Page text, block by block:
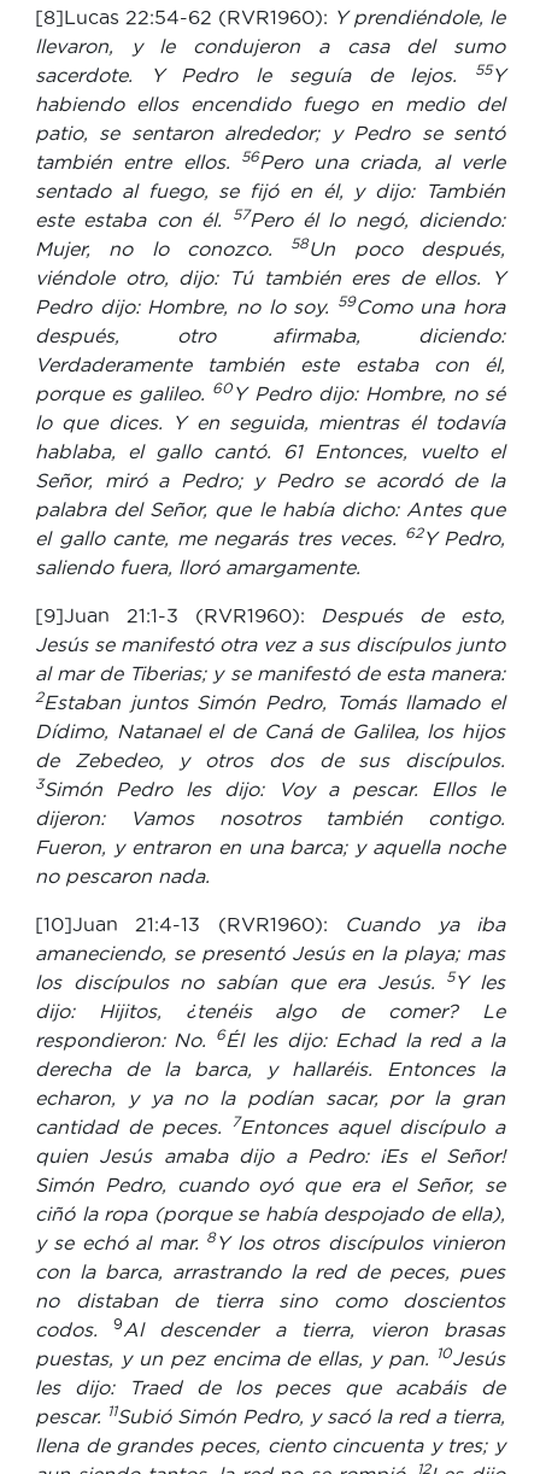
[8]Lucas 22:54-62 (RVR1960): Y prendiéndole, le
llevaron, y le condujeron a casa del sumo
sacerdote. Y Pedro le seguía de lejos.
55Y
habiendo ellos encendido fuego en medio del
patio, se sentaron alrededor; y Pedro se sentó
también entre ellos.
56Pero una criada, al verle
sentado al fuego, se fijó en él, y dijo: También
este estaba con él.
57Pero él lo negó, diciendo:
Mujer, no lo conozco.
58Un poco después,
viéndole otro, dijo: Tú también eres de ellos. Y
Pedro dijo: Hombre, no lo soy.
59Como una hora
después, otro afirmaba, diciendo:
Verdaderamente también este estaba con él,
porque es galileo.
60 Y Pedro dijo: Hombre, no sé
lo que dices. Y en seguida, mientras él todavía
hablaba, el gallo cantó. 61 Entonces, vuelto el
Señor, miró a Pedro; y Pedro se acordó de la
palabra del Señor, que le había dicho: Antes que
el gallo cante, me negarás tres veces.
62Y Pedro,
saliendo fuera, lloró amargamente.
[9]Juan 21:1-3 (RVR1960): Después de esto,
Jesús se manifestó otra vez a sus discípulos junto
al mar de Tiberias; y se manifestó de esta manera:
2Estaban juntos Simón Pedro, Tomás llamado el
Dídimo, Natanael el de Caná de Galilea, los hijos
de Zebedeo, y otros dos de sus discípulos.
3Simón Pedro les dijo: Voy a pescar. Ellos le
dijeron: Vamos nosotros también contigo.
Fueron, y entraron en una barca; y aquella noche
no pescaron nada.
[10]Juan 21:4-13 (RVR1960): Cuando ya iba
amaneciendo, se presentó Jesús en la playa; mas
los discípulos no sabían que era Jesús.
5Y les
dijo: Hijitos, ¿tenéis algo de comer? Le
respondieron: No.
6Él les dijo: Echad la red a la
derecha de la barca, y hallaréis. Entonces la
echaron, y ya no la podían sacar, por la gran
cantidad de peces.
7Entonces aquel discípulo a
quien Jesús amaba dijo a Pedro: ¡Es el Señor!
Simón Pedro, cuando oyó que era el Señor, se
ciñó la ropa (porque se había despojado de ella),
y se echó al mar.
8Y los otros discípulos vinieron
con la barca, arrastrando la red de peces, pues
no distaban de tierra sino como doscientos
codos.
9Al descender a tierra, vieron brasas
puestas, y un pez encima de ellas, y pan.
10Jesús
les dijo: Traed de los peces que acabáis de
pescar.
11Subió Simón Pedro, y sacó la red a tierra,
llena de grandes peces, ciento cincuenta y tres; y
12